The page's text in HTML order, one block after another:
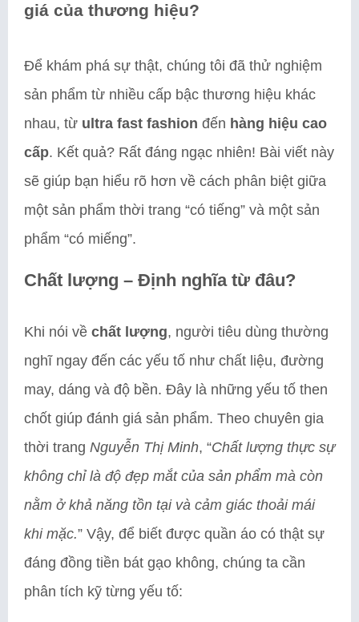
giá của thương hiệu?
Để khám phá sự thật, chúng tôi đã thử nghiệm
sản phẩm từ nhiều cấp bậc thương hiệu khác
nhau, từ ultra fast fashion đến hàng hiệu cao
cấp. Kết quả? Rất đáng ngạc nhiên! Bài viết này
sẽ giúp bạn hiểu rõ hơn về cách phân biệt giữa
một sản phẩm thời trang “có tiếng” và một sản
phẩm “có miếng”.
Chất lượng – Định nghĩa từ đâu?
Khi nói về chất lượng, người tiêu dùng thường
nghĩ ngay đến các yếu tố như chất liệu, đường
may, dáng và độ bền. Đây là những yếu tố then
chốt giúp đánh giá sản phẩm. Theo chuyên gia
thời trang Nguyễn Thị Minh, “Chất lượng thực sự
không chỉ là độ đẹp mắt của sản phẩm mà còn
nằm ở khả năng tồn tại và cảm giác thoải mái
khi mặc.” Vậy, để biết được quần áo có thật sự
đáng đồng tiền bát gạo không, chúng ta cần
phân tích kỹ từng yếu tố: